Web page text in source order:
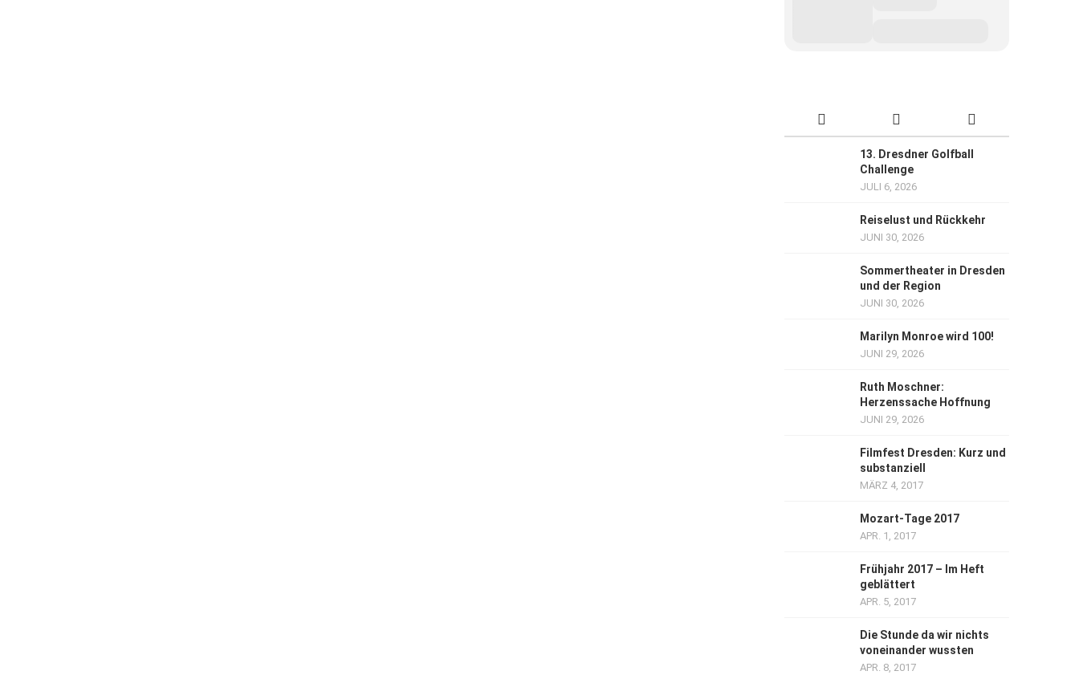
13. Dresdner Golfball
Challenge
JULI 6, 2026
Reiselust und Rückkehr
JUNI 30, 2026
Sommertheater in Dresden
und der Region
JUNI 30, 2026
Marilyn Monroe wird 100!
JUNI 29, 2026
Ruth Moschner:
Herzenssache Hoffnung
JUNI 29, 2026
Filmfest Dresden: Kurz und
substanziell
MÄRZ 4, 2017
Mozart-Tage 2017
APR. 1, 2017
Frühjahr 2017 – Im Heft
geblättert
APR. 5, 2017
Die Stunde da wir nichts
voneinander wussten
APR. 8, 2017